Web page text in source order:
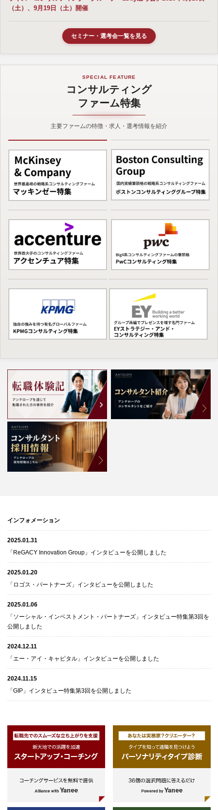
（土）、9月19日（土）開催
セミナー・選考会一覧を見る
SPECIAL FEATURE
コンサルティング
ファーム特集
主要ファームの特徴・求人・選考情報を紹介
インフォメーション
2025.01.31
「ReGACY Innovation Group」インタビューを公開しました
2025.01.20
「ロゴス・パートナーズ」インタビューを公開しました
2025.01.06
「ソーシャル・インベストメント・パートナーズ」インタビュー特集第3回を
公開しました
2024.12.11
「エー・アイ・キャピタル」インタビューを公開しました
2024.11.15
「GIP」インタビュー特集第3回を公開しました